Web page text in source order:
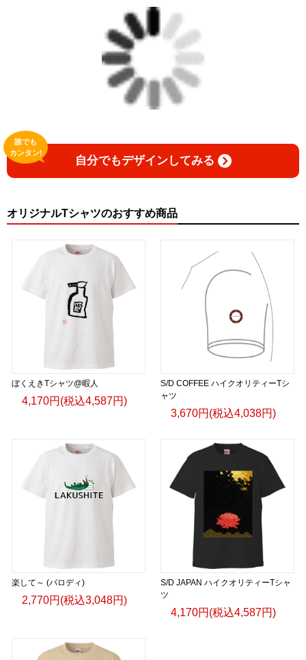
自分でもデザインしてみる
誰でも
カンタン!
オリジナルTシャツのおすすめ商品
ぼくえきTシャツ@暇人
4,170円(税込4,587円)
S/D COFFEE ハイクオリティーTシ
ャツ
3,670円(税込4,038円)
楽して～ (パロディ)
2,770円(税込3,048円)
S/D JAPAN ハイクオリティーTシャ
ツ
4,170円(税込4,587円)